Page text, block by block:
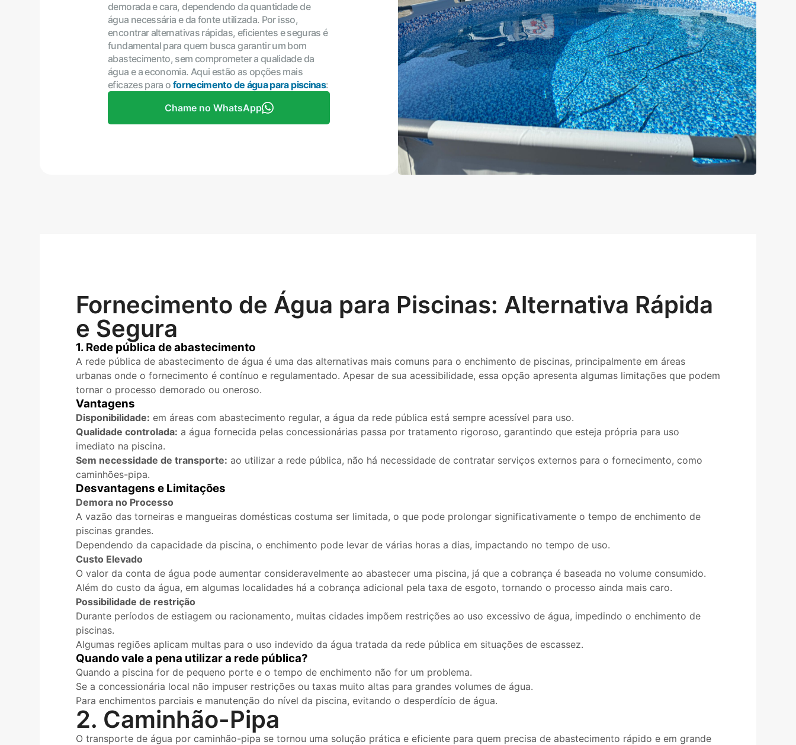
demorada e cara, dependendo da quantidade de
água necessária e da fonte utilizada. Por isso,
encontrar alternativas rápidas, eficientes e seguras é
fundamental para quem busca garantir um bom
abastecimento, sem comprometer a qualidade da
água e a economia. Aqui estão as opções mais
eficazes para o fornecimento de água para piscinas:
Chame no WhatsApp
Fornecimento de Água para Piscinas: Alternativa Rápida
e Segura
1. Rede pública de abastecimento
A rede pública de abastecimento de água é uma das alternativas mais comuns para o enchimento de piscinas, principalmente em áreas
urbanas onde o fornecimento é contínuo e regulamentado. Apesar de sua acessibilidade, essa opção apresenta algumas limitações que podem
tornar o processo demorado ou oneroso.
Vantagens
Disponibilidade: em áreas com abastecimento regular, a água da rede pública está sempre acessível para uso.
Qualidade controlada: a água fornecida pelas concessionárias passa por tratamento rigoroso, garantindo que esteja própria para uso
imediato na piscina.
Sem necessidade de transporte: ao utilizar a rede pública, não há necessidade de contratar serviços externos para o fornecimento, como
caminhões-pipa.
Desvantagens e Limitações
Demora no Processo
A vazão das torneiras e mangueiras domésticas costuma ser limitada, o que pode prolongar significativamente o tempo de enchimento de
piscinas grandes.
Dependendo da capacidade da piscina, o enchimento pode levar de várias horas a dias, impactando no tempo de uso.
Custo Elevado
O valor da conta de água pode aumentar consideravelmente ao abastecer uma piscina, já que a cobrança é baseada no volume consumido.
Além do custo da água, em algumas localidades há a cobrança adicional pela taxa de esgoto, tornando o processo ainda mais caro.
Possibilidade de restrição
Durante períodos de estiagem ou racionamento, muitas cidades impõem restrições ao uso excessivo de água, impedindo o enchimento de
piscinas.
Algumas regiões aplicam multas para o uso indevido da água tratada da rede pública em situações de escassez.
Quando vale a pena utilizar a rede pública?
Quando a piscina for de pequeno porte e o tempo de enchimento não for um problema.
Se a concessionária local não impuser restrições ou taxas muito altas para grandes volumes de água.
Para enchimentos parciais e manutenção do nível da piscina, evitando o desperdício de água.
2. Caminhão-Pipa
O transporte de água por caminhão-pipa se tornou uma solução prática e eficiente para quem precisa de abastecimento rápido e em grande